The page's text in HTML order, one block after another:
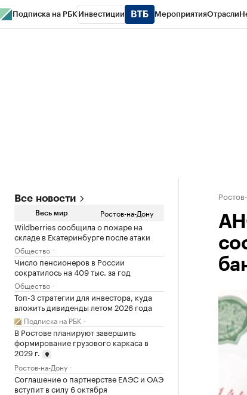
Подписка на РБК Инвестиции МероприятияОтрасли
Все новости
Весь мир Ростов-на-Дону
Wildberries сообщила о пожаре на
складе в Екатеринбурге после атаки
Общество
Число пенсионеров в России
сократилось на 409 тыс. за год
Общество
Топ-3 стратегии для инвестора, куда
вложить дивиденды летом 2026 года
Подписка на РБК
В Ростове планируют завершить
формирование грузового каркаса в
2029 г.
Ростов-на-Дону
Соглашение о партнерстве ЕАЭС и ОАЭ
вступит в силу 6 октября